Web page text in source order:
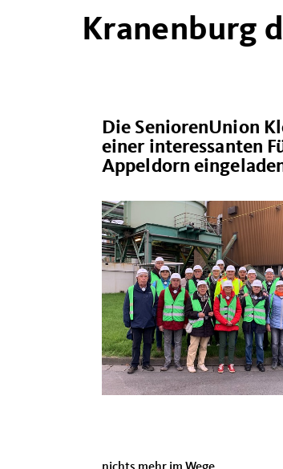
Kranenburg
Die SeniorenUnion
einer interessanten
Appeldorn